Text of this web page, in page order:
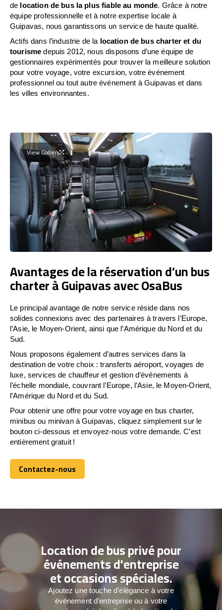
de location de bus la plus fiable au monde. Grâce à notre
équipe professionnelle et à notre expertise locale à
Guipavas, nous garantissons un service de haute qualité.
Actifs dans l’industrie de la location de bus charter et du
tourisme depuis 2012, nous disposons d’une équipe de
gestionnaires expérimentés pour trouver la meilleure solution
pour votre voyage, votre excursion, votre événement
professionnel ou tout autre événement à Guipavas et dans
les villes environnantes.
View Gallery
Avantages de la réservation d’un bus
charter à Guipavas avec OsaBus
Le principal avantage de notre service réside dans nos
solides connexions avec des partenaires à travers l’Europe,
l’Asie, le Moyen-Orient, ainsi que l’Amérique du Nord et du
Sud.
Nous proposons également d’autres services dans la
destination de votre choix : transferts aéroport, voyages de
luxe, services de chauffeur et gestion d’événements à
l’échelle mondiale, couvrant l’Europe, l’Asie, le Moyen-Orient,
l’Amérique du Nord et du Sud.
Pour obtenir une offre pour votre voyage en bus charter,
minibus ou minivan à Guipavas, cliquez simplement sur le
bouton ci-dessous et envoyez-nous votre demande. C’est
entièrement gratuit !
Contactez-nous
Contactez-nous
Location de bus privé pour
événements d'entreprise
et occasions spéciales.
Ajoutez une touche d’élégance à votre
événement d’entreprise ou à votre